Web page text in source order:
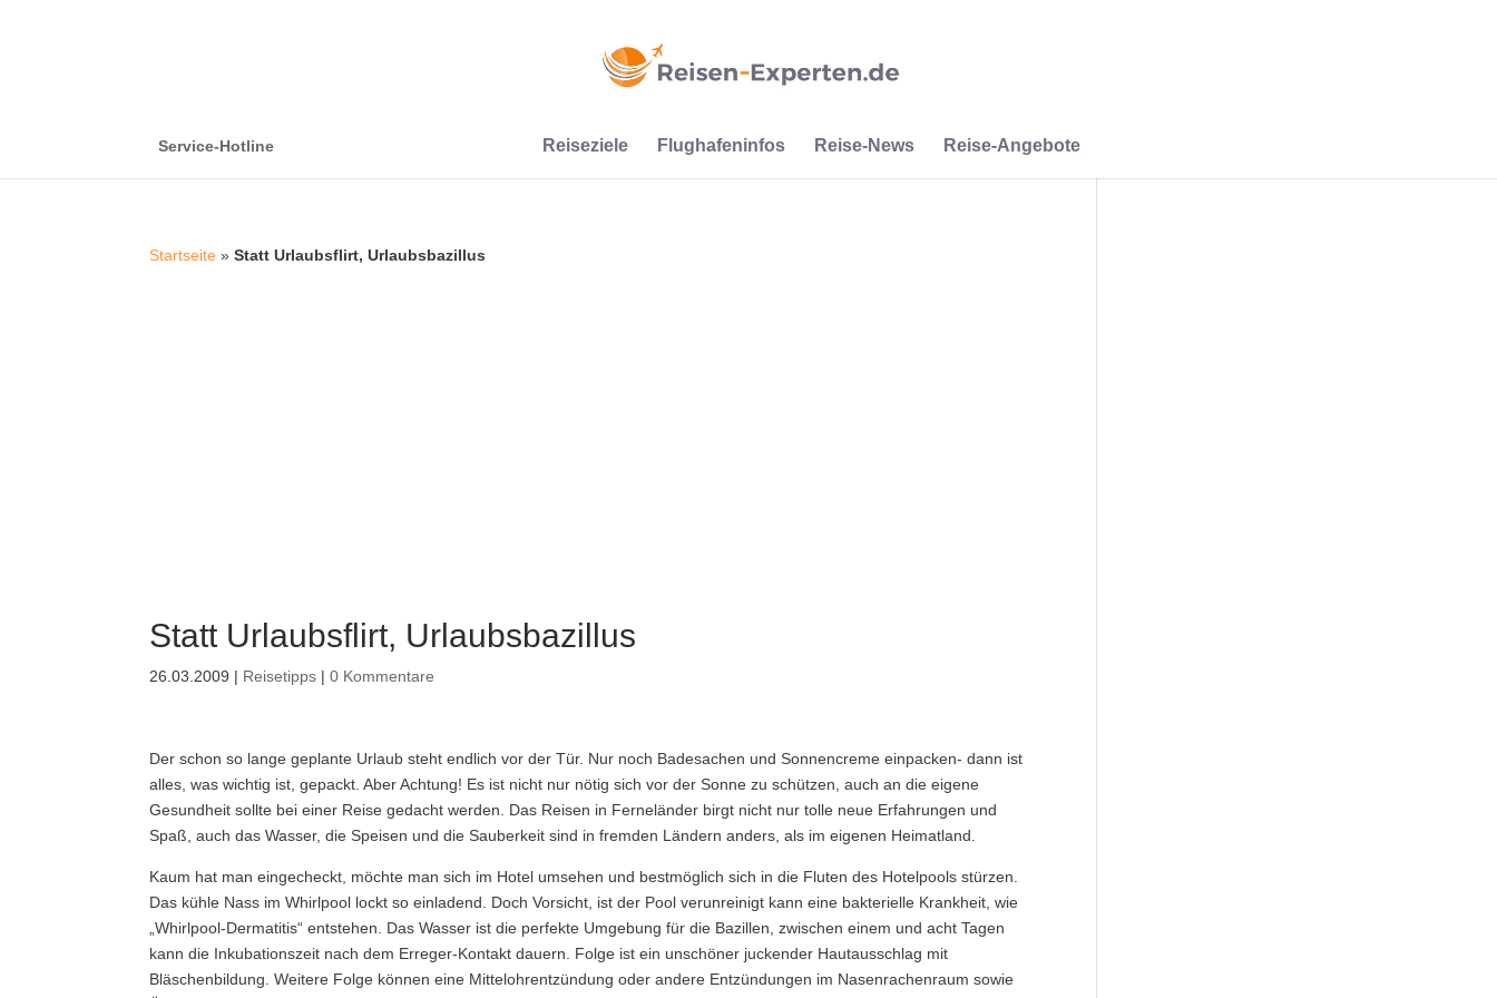
Service-Hotline Reiseziele Flughafeninfos Reise-News Reise-Angebote
Startseite »Statt Urlaubsflirt, Urlaubsbazillus
Statt Urlaubsflirt, Urlaubsbazillus
26.03.2009 | Reisetipps |0 Kommentare
Der schon so lange geplante Urlaub steht endlich vor der Tür. Nur noch Badesachen und Sonnencreme einpacken- dann ist
alles, was wichtig ist, gepackt. Aber Achtung! Es ist nicht nur nötig sich vor der Sonne zu schützen, auch an die eigene
Gesundheit sollte bei einer Reise gedacht werden. Das Reisen in Ferneländer birgt nicht nur tolle neue Erfahrungen und
Spaß, auch das Wasser, die Speisen und die Sauberkeit sind in fremden Ländern anders, als im eigenen Heimatland.
Kaum hat man eingecheckt, möchte man sich im Hotel umsehen und bestmöglich sich in die Fluten des Hotelpools stürzen.
Das kühle Nass im Whirlpool lockt so einladend. Doch Vorsicht, ist der Pool verunreinigt kann eine bakterielle Krankheit, wie
„Whirlpool-Dermatitis“ entstehen. Das Wasser ist die perfekte Umgebung für die Bazillen, zwischen einem und acht Tagen
kann die Inkubationszeit nach dem Erreger-Kontakt dauern. Folge ist ein unschöner juckender Hautausschlag mit
Bläschenbildung. Weitere Folge können eine Mittelohrentzündung oder andere Entzündungen im Nasenrachenraum sowie